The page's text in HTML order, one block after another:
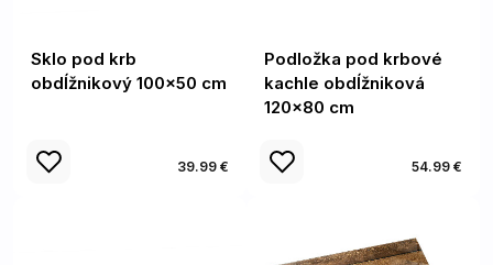
Sklo pod krb
obdĺžnikový 100x50 cm
39.99 €
Podložka pod krbové
kachle obdĺžniková
120x80 cm
54.99 €